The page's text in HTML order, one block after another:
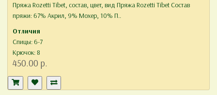
Пряжа Rozetti Tibet, состав, цвет, вид Пряжа Rozetti Tibet Состав
пряжи: 67% Акрил, 9% Мохер, 10% П..
Отличия
Спицы: 6-7
Крючок: 8
450.00 р.